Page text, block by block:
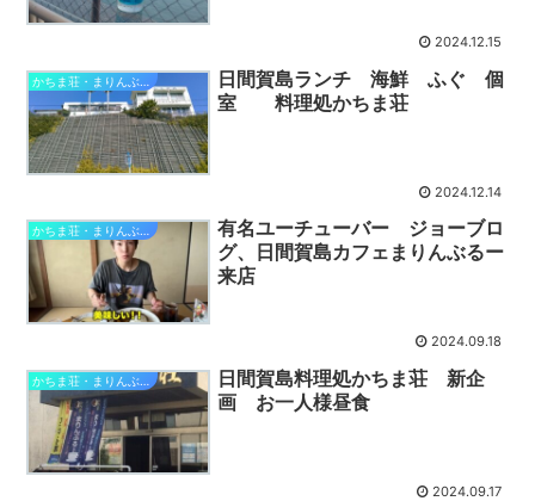
2024.12.15
日間賀島ランチ 海鮮 ふぐ 個
室 料理処かちま荘
2024.12.14
有名ユーチューバー ジョーブロ
グ、日間賀島カフェまりんぶるー
来店
2024.09.18
日間賀島料理処かちま荘 新企
画 お一人様昼食
2024.09.17